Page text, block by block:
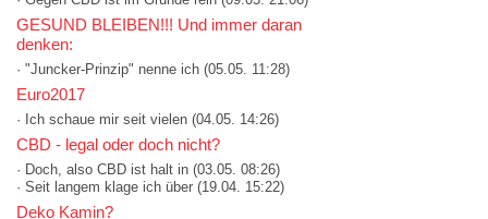
GESUND BLEIBEN!!! Und immer daran
denken:
· "Juncker-Prinzip" nenne ich (05.05. 11:28)
Euro2017
· Ich schaue mir seit vielen (04.05. 14:26)
CBD - legal oder doch nicht?
· Doch, also CBD ist halt in (03.05. 08:26)
· Seit langem klage ich über (19.04. 15:22)
Deko Kamin?